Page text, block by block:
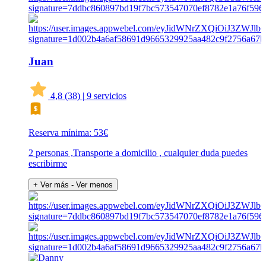
Juan
4,8 (38) | 9 servicios
Reserva mínima: 53€
2 personas ,Transporte a domicilio , cualquier duda puedes
escribirme
+ Ver más - Ver menos